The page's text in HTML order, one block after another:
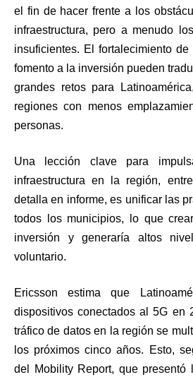
el fin de hacer frente a los
infraestructura, pero a menudo
insuficientes. El fortalecimiento
fomento a la inversión pueden
grandes retos para
regiones con menos
personas.
Una lección clave para
infraestructura en la región,
detalla en informe, es unificar las
todos los municipios, lo que
inversión y generaría altos
voluntario.
Ericsson estima que
dispositivos conectados al 5G en
tráfico de datos en la región se
los próximos cinco años. Esto,
del Mobility Report, que presentó